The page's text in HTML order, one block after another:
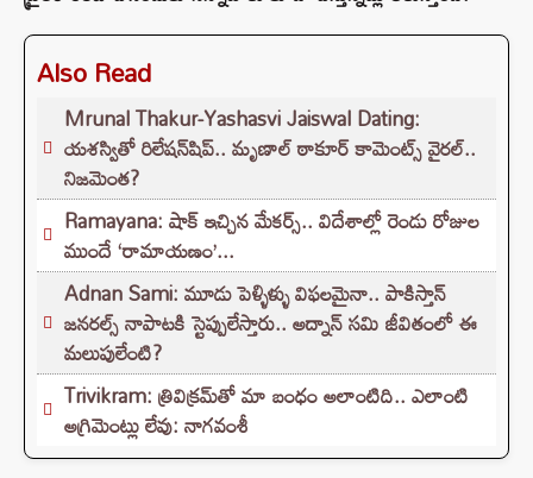
Also Read
Mrunal Thakur-Yashasvi Jaiswal Dating:
యశస్వితో రిలేషన్‌షిప్.. మృణాల్ ఠాకూర్ కామెంట్స్ వైరల్..
నిజమెంత?
Ramayana: షాక్ ఇచ్చిన మేకర్స్.. విదేశాల్లో రెండు రోజుల
ముందే ‘రామాయణం’...
Adnan Sami: మూడు పెళ్ళిళ్ళు విఫలమైనా.. పాకిస్తాన్
జనరల్స్ నాపాటకి స్టెప్పులేస్తారు.. అద్నాన్ సమి జీవితంలో ఈ
మలుపులేంటి?
Trivikram: త్రివిక్రమ్‌తో మా బంధం అలాంటిది.. ఎలాంటి
అగ్రిమెంట్లు లేవు: నాగవంశీ